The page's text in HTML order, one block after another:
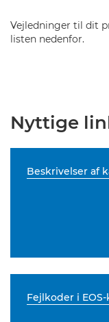
Vejledninger til dit
listen nedenfor.
Nyttige
Beskrivelser af
Fejlkoder i